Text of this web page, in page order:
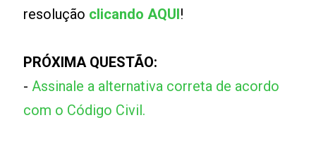
resolução clicando AQUI!
PRÓXIMA QUESTÃO:
-Assinale a alternativa correta de acordo
com o Código Civil.